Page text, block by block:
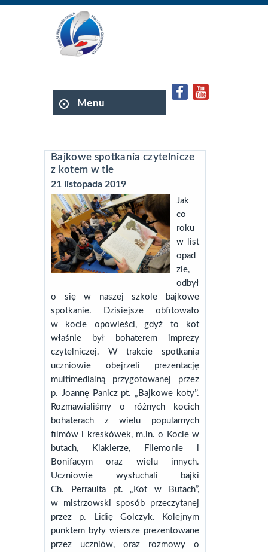
Menu
Bajkowe spotkania czytelnicze
z kotem w tle
21 listopada 2019
Jak
co
roku
w list
opad
zie,
odbył
o się w naszej szkole bajkowe
spotkanie. Dzisiejsze obfitowało
w kocie opowieści, gdyż to kot
właśnie był bohaterem imprezy
czytelniczej. W trakcie spotkania
uczniowie obejrzeli prezentację
multimedialną przygotowanej przez
p. Joannę Panicz pt. „Bajkowe koty’’.
Rozmawialiśmy o różnych kocich
bohaterach z wielu popularnych
filmów i kreskówek, m.in. o Kocie w
butach, Klakierze, Filemonie i
Bonifacym oraz wielu innych.
Uczniowie wysłuchali bajki
Ch. Perraulta pt. „Kot w Butach”,
w mistrzowski sposób przeczytanej
przez p. Lidię Golczyk. Kolejnym
punktem były wiersze prezentowane
przez uczniów, oraz rozmowy o